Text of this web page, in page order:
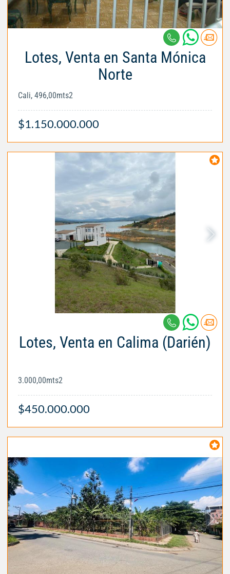
Lotes, Venta en Santa Mónica
Norte
Cali, 496,00mts2
$1.150.000.000
Lotes, Venta en Calima (Darién)
3.000,00mts2
$450.000.000